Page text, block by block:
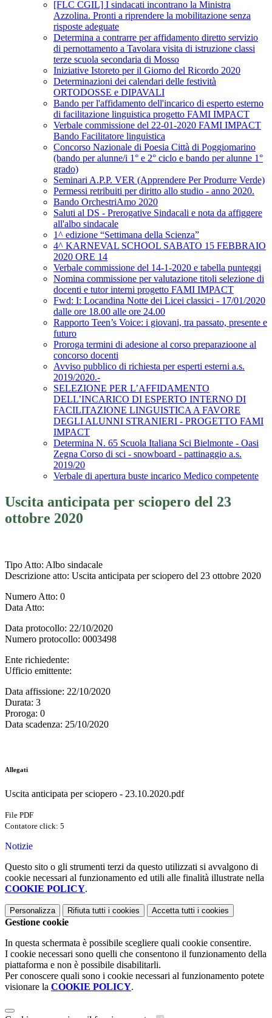
[FLC CGIL] I sindacati incontrano la Ministra
Azzolina. Pronti a riprendere la mobilitazione senza
risposte adeguate
Determina a contrarre per affidamento diretto servizio
di pernottamento a Tavolara visita di istruzione classi
terze scuola secondaria di Mosso
Iniziative Istoreto per il Giorno del Ricordo 2020
Determinazioni dei calendari delle festività
ORTODOSSE e DIPAVALI
Bando per l'affidamento dell'incarico di esperto esterno
di facilitazione linguistica progetto FAMI IMPACT
Verbale commissione del 22-01-2020 FAMI IMPACT
Bando Facilitatore linguistica
Concorso Nazionale di Poesia Città di Poggiomarino
(bando per alunne/i 1° e 2° ciclo e bando per alunne 1°
grado)
Seminari A.P.P. VER (Apprendere Per Produrre Verde)
Permessi retribuiti per diritto allo studio - anno 2020.
Bando OrchestriAmo 2020
Saluti al DS - Prerogative Sindacali e nota da affiggere
all'albo sindacale
1^ edizione “Settimana della Scienza”
4^ KARNEVAL SCHOOL SABATO 15 FEBBRAIO
2020 ORE 14
Verbale commissione del 14-1-2020 e tabella punteggi
Nomina commissione per valutazione titoli selezione di
docenti e tutor interni progetto FAMI IMPACT
Fwd: I: Locandina Notte dei Licei classici - 17/01/2020
dalle ore 18.00 alle ore 24.00
Rapporto Teen’s Voice: i giovani, tra passato, presente e
futuro
Proroga termini di adesione al corso preparazioone al
concorso docenti
Avviso pubblico di richiesta per esperti esterni a.s.
2019/2020.-
SELEZIONE PER L’AFFIDAMENTO
DELL’INCARICO DI ESPERTO INTERNO DI
FACILITAZIONE LINGUISTICA A FAVORE
DEGLI ALUNNI STRANIERI - PROGETTO FAMI
IMPACT
Determina N. 65 Scuola Italiana Sci Bielmonte - Oasi
Zegna Corso di sci - snowboard - pattinaggio a.s.
2019/20
Verbale di apertura buste incarico Medico competente
Uscita anticipata per sciopero del 23
ottobre 2020
Tipo Atto: Albo sindacale
Descrizione atto: Uscita anticipata per sciopero del 23 ottobre 2020
Numero Atto: 0
Data Atto:
Data protocollo: 22/10/2020
Numero protocollo: 0003498
Ente richiedente:
Ufficio emittente:
Data affissione: 22/10/2020
Durata: 3
Proroga: 0
Data scadenza: 25/10/2020
Allegati
Uscita anticipata per sciopero - 23.10.2020.pdf
File PDF
Contatore click: 5
Notizie
Questo sito o gli strumenti terzi da questo utilizzati si avvalgono di
cookie necessari al funzionamento ed utili alle finalità illustrate nella
COOKIE POLICY.
Personalizza Rifiuta tutti i cookies Accetta tutti i cookies
Gestione cookie
In questa schermata è possibile scegliere quali cookie consentire.
I cookie necessari sono quelli che consentono il funzionamento della
piattaforma e non è possibile disabilitarli.
Per conoscere quali sono i cookie necessari al funzionamento potete
visionare la COOKIE POLICY.